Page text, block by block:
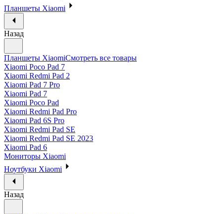
Планшеты Xiaomi
Назад
Планшеты XiaomiСмотреть все товары
Xiaomi Poco Pad 7
Xiaomi Redmi Pad 2
Xiaomi Pad 7 Pro
Xiaomi Pad 7
Xiaomi Poco Pad
Xiaomi Redmi Pad Pro
Xiaomi Pad 6S Pro
Xiaomi Redmi Pad SE
Xiaomi Redmi Pad SE 2023
Xiaomi Pad 6
Мониторы Xiaomi
Ноутбуки Xiaomi
Назад